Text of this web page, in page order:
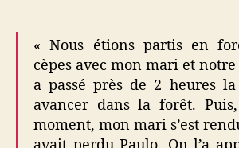
« Nous étions partis en
cèpes avec mon mari et
a passé près de 2 heures
avancer dans la forêt.
moment, mon mari s’est